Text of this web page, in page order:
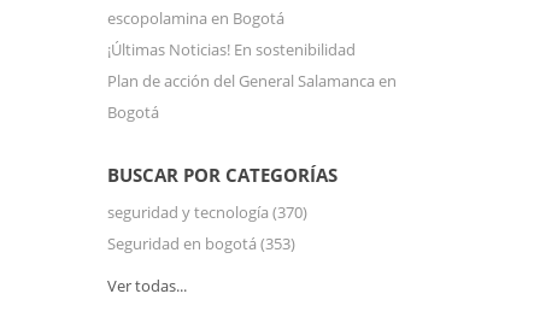
escopolamina en Bogotá
¡Últimas Noticias! En sostenibilidad
Plan de acción del General Salamanca en
Bogotá
BUSCAR POR CATEGORÍAS
seguridad y tecnología (370)
Seguridad en bogotá (353)
Ver todas...